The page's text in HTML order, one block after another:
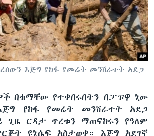
እጅግ የከፋ የመሬት መንሸራተት አደጋ
በቁማቸው የተቀበሩበትን በፓፑዋ ኒው
የከፋ የመሬት መንሸራተት አደጋ
ጊዜ ርዳታ ጥረቱን ማጠናከሩን የዓለም
ዩኒሴፍ አስታወቀ። እጅግ አደገኛ